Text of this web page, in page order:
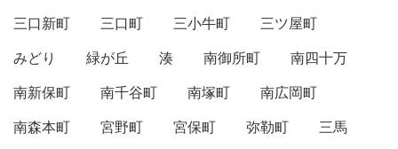
三口新町
三口町 三小牛町
三ツ屋町
みどり
緑が丘 湊 南御所町
南四十万
南新保町
南千谷町 南塚町
南広岡町
南森本町
宮野町 宮保町 弥勒町
三馬